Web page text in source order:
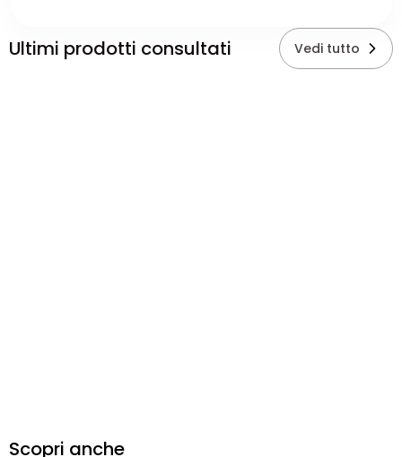
Ultimi prodotti consultati Vedi tutto
Scopri anche